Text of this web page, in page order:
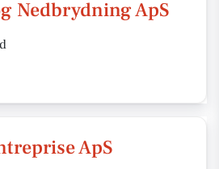
Nedbrydning ApS
ApS